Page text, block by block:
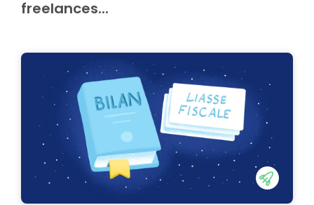
freelances...